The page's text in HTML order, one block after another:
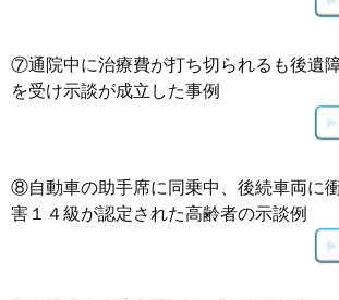
⑦通院中に治療費が打ち切られるも後遺
を受け示談が成立した事例
⑧自動車の助手席に同乗中、後続車両に
害１４級が認定された高齢者の示談例